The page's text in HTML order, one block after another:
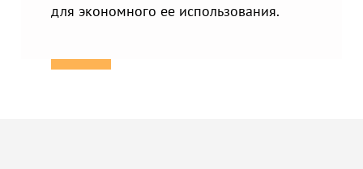
для экономного ее использования.